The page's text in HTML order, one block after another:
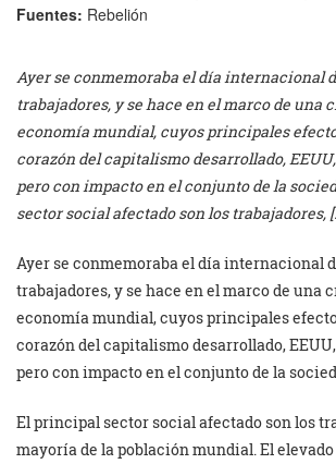
Fuentes: Rebelión
Ayer se conmemoraba el día internacional
trabajadores, y se hace en el marco de una
economía mundial, cuyos principales
corazón del capitalismo desarrollado,
pero con impacto en el conjunto de la
sector social afectado son los trabajadores,
Ayer se conmemoraba el día internacional
trabajadores, y se hace en el marco de una
economía mundial, cuyos principales
corazón del capitalismo desarrollado,
pero con impacto en el conjunto de la
El principal sector social afectado son los
mayoría de la población mundial. El